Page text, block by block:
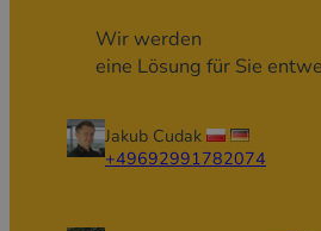
Wir werden
eine Lösung für Sie
Jakub Cudak
+49692991782074